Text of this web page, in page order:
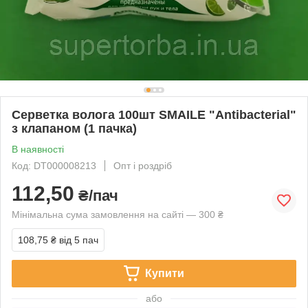
Серветка волога 100шт SMAILE "Antibacterial"
з клапаном (1 пачка)
В наявності
Код: DT000008213
Опт і роздріб
112,50 ₴/пач
Мінімальна сума замовлення на сайті — 300 ₴
108,75 ₴ від 5 пач
Купити
або